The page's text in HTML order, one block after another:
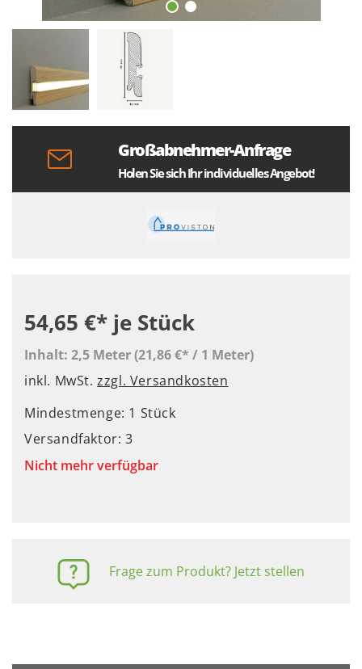
Großabnehmer-Anfrage
Holen Sie sich Ihr individuelles Angebot!
54,65 €* je Stück
Inhalt: 2,5 Meter(21,86 €* / 1 Meter)
inkl. MwSt.zzgl. Versandkosten
Mindestmenge: 1 Stück
Versandfaktor: 3
Nicht mehr verfügbar
Frage zum Produkt? Jetzt stellen